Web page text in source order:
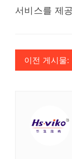
서비스를 제
이전 게시물